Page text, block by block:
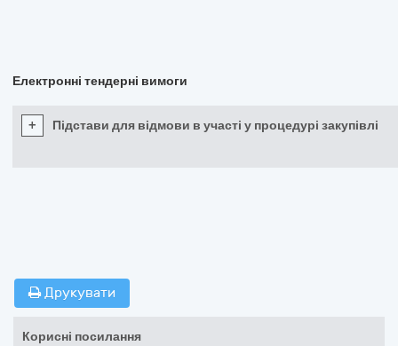
Електронні тендерні вимоги
+ Підстави для відмови в участі у процедурі закупівлі
Друкувати
Корисні посилання